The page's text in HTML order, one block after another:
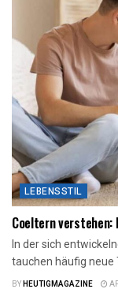
LEBENSSTIL
Coeltern verstehen:
In der sich
tauchen häufig neue
BYHEUTIGMAGAZINE